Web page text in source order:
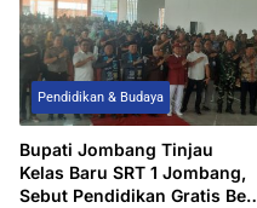
Pendidikan & Budaya
Bupati Jombang Tinjau
Kelas Baru SRT 1 Jombang,
Sebut Pendidikan Gratis Beri